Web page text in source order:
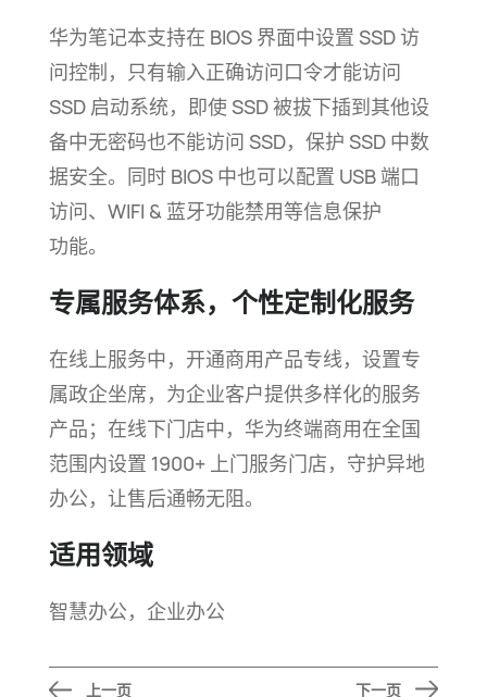
华为笔记本支持在 BIOS 界面中设置 SSD 访
问控制，只有输入正确访问口令才能访问
SSD 启动系统，即使 SSD 被拔下插到其他设
备中无密码也不能访问 SSD，保护 SSD 中数
据安全。同时 BIOS 中也可以配置 USB 端口
访问、WIFI & 蓝牙功能禁用等信息保护
功能。
专属服务体系，个性定制化服务
在线上服务中，开通商用产品专线，设置专
属政企坐席，为企业客户提供多样化的服务
产品；在线下门店中，华为终端商用在全国
范围内设置 1900+ 上门服务门店，守护异地
办公，让售后通畅无阻。
适用领域
智慧办公，企业办公
上一页 下一页